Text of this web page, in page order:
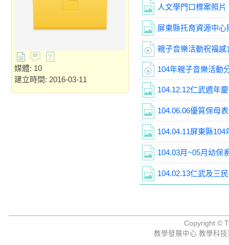
媒體: 10
建立時間: 2016-03-11
人文學門口標案照片
屏東縣托育資源中
親子音樂活動祝福感
104年親子音樂活動
104.12.12仁武週年
104.06.06優質保母
104.04.11屏東縣
104.03月~05月幼保
104.02.13仁武及三
Copyright ©
教學發展中心 教學科